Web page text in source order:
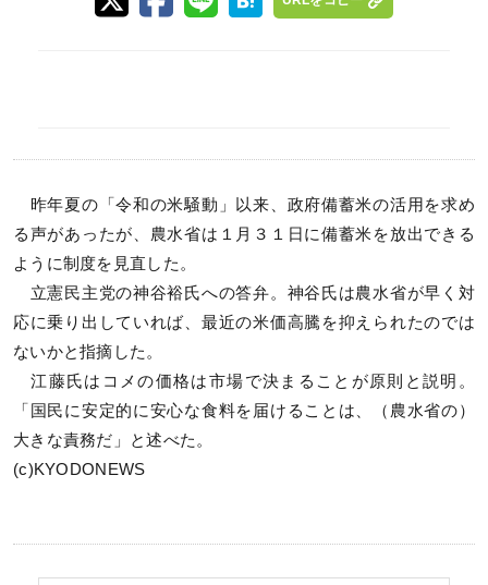
昨年夏の「令和の米騒動」以来、政府備蓄米の活用を求め
る声があったが、農水省は１月３１日に備蓄米を放出できる
ように制度を見直した。
立憲民主党の神谷裕氏への答弁。神谷氏は農水省が早く対
応に乗り出していれば、最近の米価高騰を抑えられたのでは
ないかと指摘した。
江藤氏はコメの価格は市場で決まることが原則と説明。
「国民に安定的に安心な食料を届けることは、（農水省の）
大きな責務だ」と述べた。
(c)KYODONEWS